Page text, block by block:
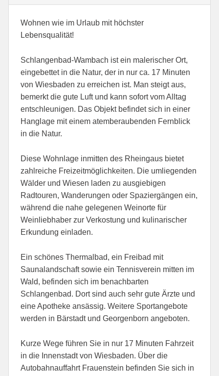
Wohnen wie im Urlaub mit höchster
Lebensqualität!
Schlangenbad-Wambach ist ein malerischer Ort,
eingebettet in die Natur, der in nur ca. 17 Minuten
von Wiesbaden zu erreichen ist. Man steigt aus,
bemerkt die gute Luft und kann sofort vom Alltag
entschleunigen. Das Objekt befindet sich in einer
Hanglage mit einem atemberaubenden Fernblick
in die Natur.
Diese Wohnlage inmitten des Rheingaus bietet
zahlreiche Freizeitmöglichkeiten. Die umliegenden
Wälder und Wiesen laden zu ausgiebigen
Radtouren, Wanderungen oder Spaziergängen ein,
während die nahe gelegenen Weinorte für
Weinliebhaber zur Verkostung und kulinarischer
Erkundung einladen.
Ein schönes Thermalbad, ein Freibad mit
Saunalandschaft sowie ein Tennisverein mitten im
Wald, befinden sich im benachbarten
Schlangenbad. Dort sind auch sehr gute Ärzte und
eine Apotheke ansässig. Weitere Sportangebote
werden in Bärstadt und Georgenborn angeboten.
Kurze Wege führen Sie in nur 17 Minuten Fahrzeit
in die Innenstadt von Wiesbaden. Über die
Autobahnauffahrt Frauenstein befinden Sie sich in